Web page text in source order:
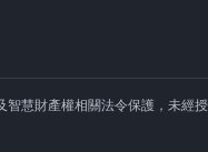
慧財產權相關法令保護，未經